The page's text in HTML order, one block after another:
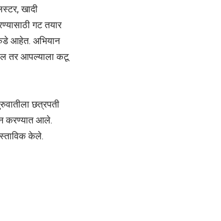
खादी
गट तयार
आहेत. अभियान
तर आपल्याला कटू
छत्रपती
करण्यात आले.
केले.